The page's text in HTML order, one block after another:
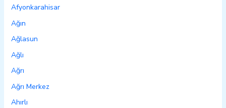
Afyonkarahisar
Ağın
Ağlasun
Ağlı
Ağrı
Ağrı Merkez
Ahırlı